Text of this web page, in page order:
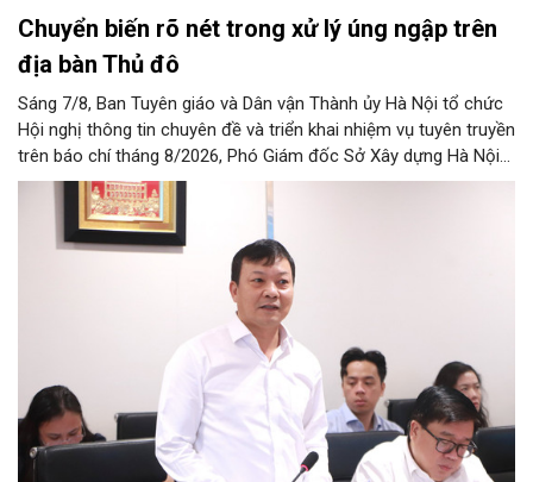
Chuyển biến rõ nét trong xử lý úng ngập trên
địa bàn Thủ đô
Sáng 7/8, Ban Tuyên giáo và Dân vận Thành ủy Hà Nội tổ chức
Hội nghị thông tin chuyên đề và triển khai nhiệm vụ tuyên truyền
trên báo chí tháng 8/2026, Phó Giám đốc Sở Xây dựng Hà Nội
Trương Hải Long đã thông tin về việc tổ chức triển khai thực
hiện các giải pháp về xử lý úng ngập trên địa bàn thành phố.